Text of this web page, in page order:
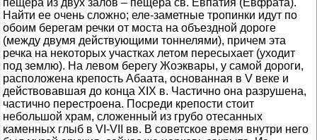
пещера из двух залов – пещера св. Евпатия (Евфрата).
Найти ее очень сложно; еле-заметные тропинки идут по
обоим берегам речки от моста на объездной дороге
(между двумя действующими тоннелями), причем эта
речка на некоторых участках летом пересыхает (уходит
под землю). На левом берегу Жоэквары, у самой дороги,
расположена крепость Абаата, основанная в V веке и
действовавшая до конца XIX в. Частично она разрушена,
частично перестроена. Посреди крепости стоит
небольшой храм, сложенный из грубо отесанных
каменных глыб в VI-VII вв. В советское время внутри него